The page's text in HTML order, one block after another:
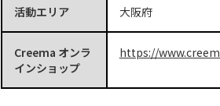
活動エリア 大阪府
Creema オンラ
インショップ
https://